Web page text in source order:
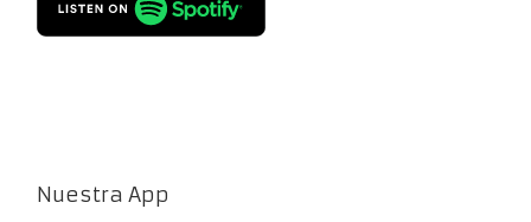
Nuestra App